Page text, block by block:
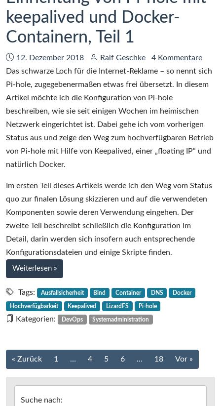
Seiten
keepalived und Docker-
Containern, Teil 1
Datum:
12. Dezember 2018 Autor:
Ralf Geschke
4 Kommentare
Das schwarze Loch für die Internet-Reklame – so nennt sich
Pi-hole, zugegebenermaßen etwas frei übersetzt. In diesem
Artikel möchte ich die Konfiguration von Pi-hole
beschreiben, wie sie seit einigen Wochen im heimischen
Netzwerk eingerichtet ist. Dabei gehe ich vom vorherigen
Status aus und zeige den Weg zum hochverfügbaren Betrieb
von Pi-hole mit Hilfe von Keepalived, einer „floating IP“ und
natürlich Docker.
Im ersten Teil dieses Artikels werde ich den Weg vom Status
quo zur finalen Lösung skizzieren und auf die verwendeten
Komponenten sowie deren Verwendung eingehen. Der
zweite Teil beschreibt schließlich die Konfiguration im
Detail, darin werden sich insofern auch entsprechende
Konfigurationsdateien und einige Skripte finden.
Weiterlesen bei
Einrichtung
von
Pi-
hole
und
Docker-
Teil
1
»
Tags: Ausfallsicherheit Bind Container DNS Docker
Hochverfügbarkeit Keepalived LizardFS Pi-hole
Kategorien: DevOps Systemadministration
Beitrags-
Navigation
« Zurück 1 … 4 5 6 … 18 Vor »
Suche nach: